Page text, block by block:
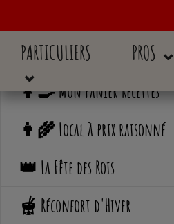
PARTICULIERS
⌄
PROS ⌄
👩‍🍳 Mon Panier Recettes
👨‍🌾 Local à prix raisonné
👑 La Fête des Rois
🫕 Réconfort d'Hiver